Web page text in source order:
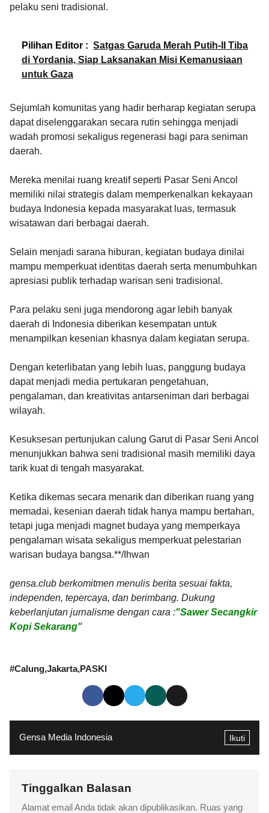
pelaku seni tradisional.
Pilihan Editor : Satgas Garuda Merah Putih-II Tiba
di Yordania, Siap Laksanakan Misi Kemanusiaan
untuk Gaza
Sejumlah komunitas yang hadir berharap kegiatan serupa
dapat diselenggarakan secara rutin sehingga menjadi
wadah promosi sekaligus regenerasi bagi para seniman
daerah.
Mereka menilai ruang kreatif seperti Pasar Seni Ancol
memiliki nilai strategis dalam memperkenalkan kekayaan
budaya Indonesia kepada masyarakat luas, termasuk
wisatawan dari berbagai daerah.
Selain menjadi sarana hiburan, kegiatan budaya dinilai
mampu memperkuat identitas daerah serta menumbuhkan
apresiasi publik terhadap warisan seni tradisional.
Para pelaku seni juga mendorong agar lebih banyak
daerah di Indonesia diberikan kesempatan untuk
menampilkan kesenian khasnya dalam kegiatan serupa.
Dengan keterlibatan yang lebih luas, panggung budaya
dapat menjadi media pertukaran pengetahuan,
pengalaman, dan kreativitas antarseniman dari berbagai
wilayah.
Kesuksesan pertunjukan calung Garut di Pasar Seni Ancol
menunjukkan bahwa seni tradisional masih memiliki daya
tarik kuat di tengah masyarakat.
Ketika dikemas secara menarik dan diberikan ruang yang
memadai, kesenian daerah tidak hanya mampu bertahan,
tetapi juga menjadi magnet budaya yang memperkaya
pengalaman wisata sekaligus memperkuat pelestarian
warisan budaya bangsa.**/Ihwan
gensa.club berkomitmen menulis berita sesuai fakta,
independen, tepercaya, dan berimbang. Dukung
keberlanjutan jurnalisme dengan cara :"Sawer Secangkir
Kopi Sekarang"
#Calung Jakarta PASKI
Gensa Media Indonesia Ikuti
Tinggalkan Balasan
Alamat email Anda tidak akan dipublikasikan. Ruas yang